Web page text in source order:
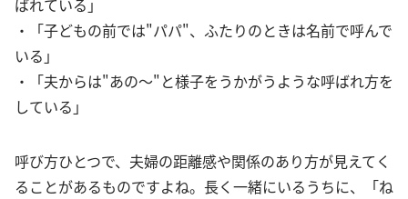
ばれている」
・「子どもの前では"パパ"、ふたりのときは名前で呼んで
いる」
・「夫からは"あの〜"と様子をうかがうような呼ばれ方を
している」
呼び方ひとつで、夫婦の距離感や関係のあり方が見えてく
ることがあるものですよね。長く一緒にいるうちに、「ね